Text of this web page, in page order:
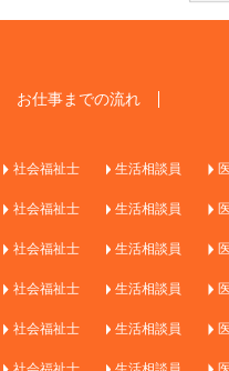
お仕事までの流れ
社会福祉士 生活相談員
社会福祉士 生活相談員
社会福祉士 生活相談員
社会福祉士 生活相談員
社会福祉士 生活相談員